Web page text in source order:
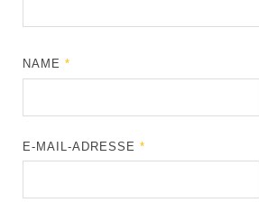
NAME*
E-MAIL-ADRESSE*